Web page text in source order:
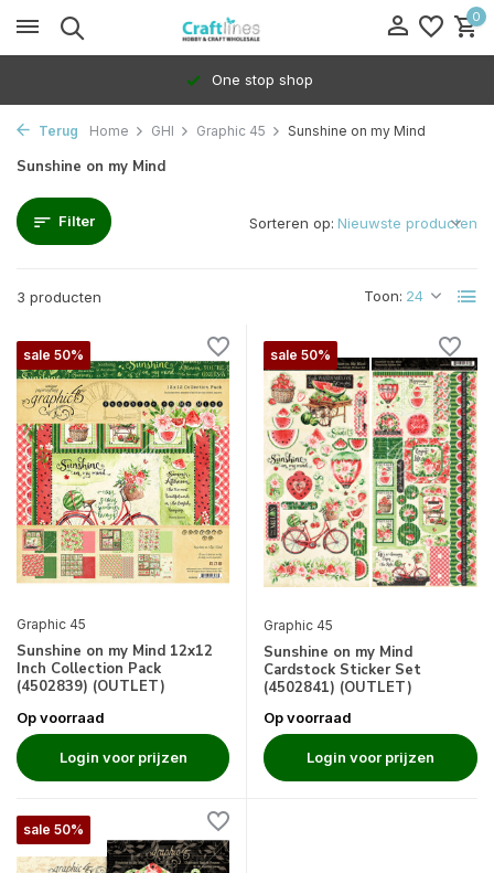
0
One stop shop
Terug Home GHI Graphic 45 Sunshine on my Mind
Sunshine on my Mind
Filter
3 producten Toon:
Sorteren op:
sale 50%
Graphic 45
Sunshine on my Mind 12x12
Inch Collection Pack
(4502839) (OUTLET)
Op voorraad
Login voor prijzen
sale 50%
Graphic 45
Sunshine on my Mind
Cardstock Sticker Set
(4502841) (OUTLET)
Op voorraad
Login voor prijzen
sale 50%